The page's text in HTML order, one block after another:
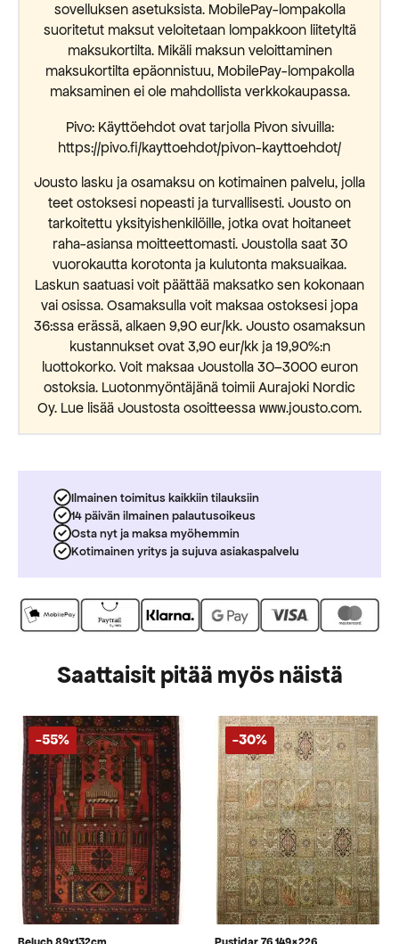
sovelluksen asetuksista. MobilePay-lompakolla
suoritetut maksut veloitetaan lompakkoon liitetyltä
maksukortilta. Mikäli maksun veloittaminen
maksukortilta epäonnistuu, MobilePay-lompakolla
maksaminen ei ole mahdollista verkkokaupassa.
Pivo: Käyttöehdot ovat tarjolla Pivon sivuilla:
https://pivo.fi/kayttoehdot/pivon-kayttoehdot/
Jousto lasku ja osamaksu on kotimainen palvelu, jolla
teet ostoksesi nopeasti ja turvallisesti. Jousto on
tarkoitettu yksityishenkilöille, jotka ovat hoitaneet
raha-asiansa moitteettomasti. Joustolla saat 30
vuorokautta korotonta ja kulutonta maksuaikaa.
Laskun saatuasi voit päättää maksatko sen kokonaan
vai osissa. Osamaksulla voit maksaa ostoksesi jopa
36:ssa erässä, alkaen 9,90 eur/kk. Jousto osamaksun
kustannukset ovat 3,90 eur/kk ja 19,90%:n
luottokorko. Voit maksaa Joustolla 30–3000 euron
ostoksia. Luotonmyöntäjänä toimii Aurajoki Nordic
Oy. Lue lisää Joustosta osoitteessa www.jousto.com.
Ilmainen toimitus kaikkiin tilauksiin
14 päivän ilmainen palautusoikeus
Osta nyt ja maksa myöhemmin
Kotimainen yritys ja sujuva asiakaspalvelu
Saattaisit pitää myös näistä
-55% -30%